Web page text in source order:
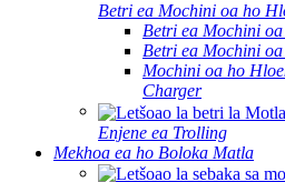
Betri ea Mochini oa ho
Betri ea Mochini
Betri ea Mochini
Mochini oa ho
Charger
Enjene ea Trolling
Mekhoa ea ho Boloka Matla